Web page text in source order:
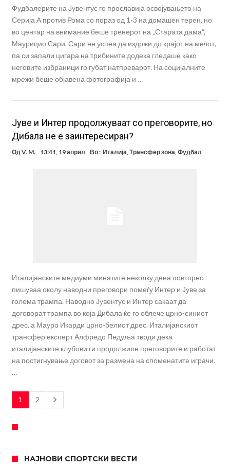
Фудбалерите на Јувентус го прославија освојувањето на
Серија А против Рома со пораз од 1-3 на домашен терен, но
во центар на внимание беше тренерот на „Старата дама“,
Маурицио Сари. Сари не успеа да издржи до крајот на мечот,
па си запали цигара на трибините додека гледаше како
неговите избраници го губат натпреварот. На социјалните
мрежи беше објавена фотографија и …
Јуве и Интер продолжуваат со преговорите, но
Дибала не е заинтересиран?
Од V. M. 13:41, 19 април Во : Италија Трансфер зона Фудбал
Италијанските медиуми минатите неколку дена повторно
пишуваа околу наводни преговори помеѓу Интер и Јуве за
голема трампа. Наводно Јувентус и Интер сакаат да
договорат трампа во која Дибала ќе го облече црно-синиот
дрес, а Мауро Икарди црно-белиот дрес. Италијанскиот
трансфер експерт Алфредо Педуља тврди дека
италијанските клубови ги продолжиле преговорите и работат
на постигнување договот за размена на споменатите играчи.
…
1 2
НАЈНОВИ СПОРТСКИ ВЕСТИ